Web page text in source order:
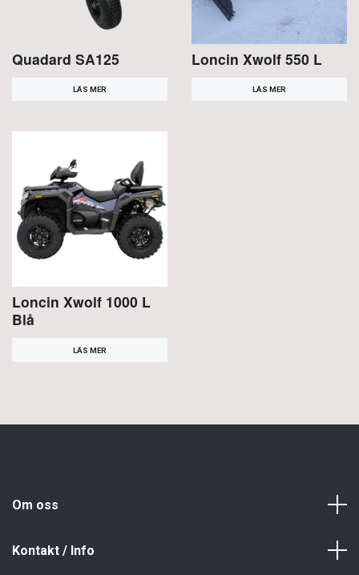
Quadard SA125
LÄS MER
Loncin Xwolf 550 L
LÄS MER
Loncin Xwolf 1000 L
Blå
LÄS MER
Om oss
Kontakt / Info